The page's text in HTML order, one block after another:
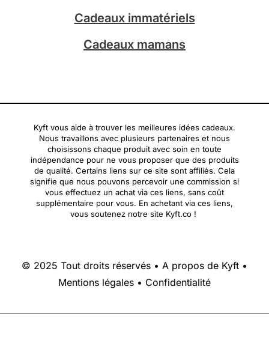
Cadeaux immatériels
Cadeaux mamans
Kyft vous aide à trouver les meilleures idées cadeaux.
Nous travaillons avec plusieurs partenaires et nous
choisissons chaque produit avec soin en toute
indépendance pour ne vous proposer que des produits
de qualité. Certains liens sur ce site sont affiliés. Cela
signifie que nous pouvons percevoir une commission si
vous effectuez un achat via ces liens, sans coût
supplémentaire pour vous. En achetant via ces liens,
vous soutenez notre site Kyft.co !
© 2025 Tout droits réservés • A propos de Kyft •
Mentions légales • Confidentialité